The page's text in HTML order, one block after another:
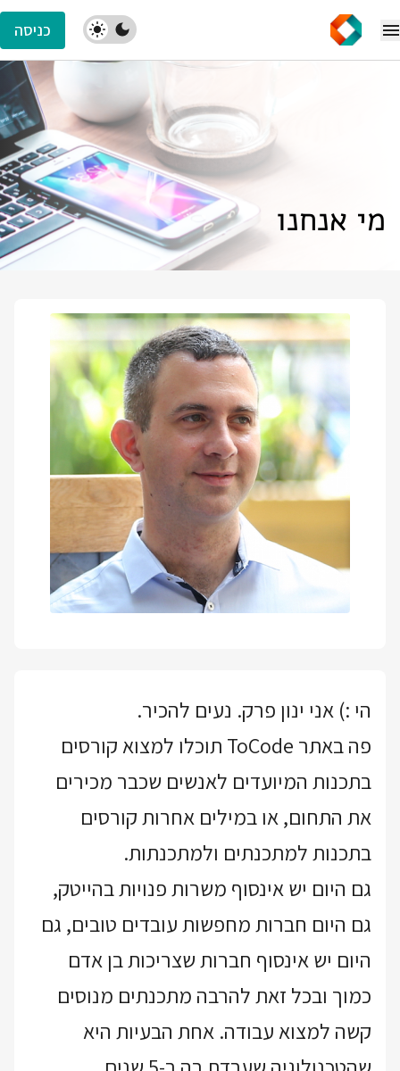
כניסה
מי אנחנו
הי :) אני ינון פרק. נעים להכיר.
פה באתר ToCode תוכלו למצוא קורסים
בתכנות המיועדים לאנשים שכבר מכירים
את התחום, או במילים אחרות קורסים
בתכנות למתכנתים ולמתכנתות.
גם היום יש אינסוף משרות פנויות בהייטק,
גם היום חברות מחפשות עובדים טובים, גם
היום יש אינסוף חברות שצריכות בן אדם
כמוך ובכל זאת להרבה מתכנתים מנוסים
קשה למצוא עבודה. אחת הבעיות היא